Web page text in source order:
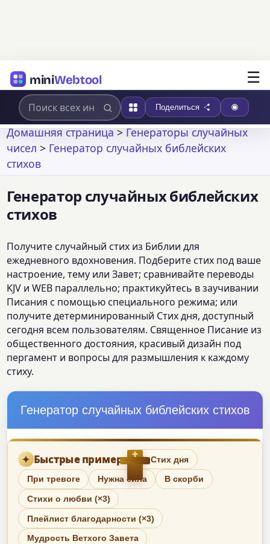
miniWebtool ☰
Поделиться
Домашняя страница>Генераторы случайных
чисел > Генератор случайных библейских
стихов
Генератор случайных библейских
стихов
Получите случайный стих из Библии для
ежедневного вдохновения. Подберите стих под ваше
настроение, тему или Завет; сравнивайте переводы
KJV и WEB параллельно; практикуйтесь в заучивании
Писания с помощью специального режима; или
получите детерминированный Стих дня, доступный
сегодня всем пользователям. Священное Писание из
общественного достояния, красивый дизайн под
пергамент и вопросы для размышления к каждому
стиху.
Генератор случайных библейских стихов
✦ Быстрые примеры ☀ Стих дня
При тревоге Нужна сила В скорби
Стихи о любви (×3)
Плейлист благодарности (×3)
Мудрость Ветхого Завета
✝